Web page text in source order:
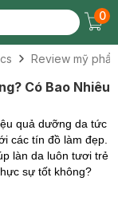
0
Review mỹ
Có Bao Nhiêu
quả dưỡng da tức
các tín đồ làm đẹp.
làn da luôn tươi trẻ
sự tốt không?